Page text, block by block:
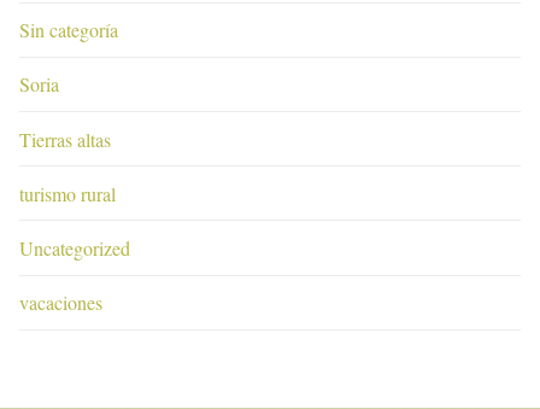
Sin categoría
Soria
Tierras altas
turismo rural
Uncategorized
vacaciones